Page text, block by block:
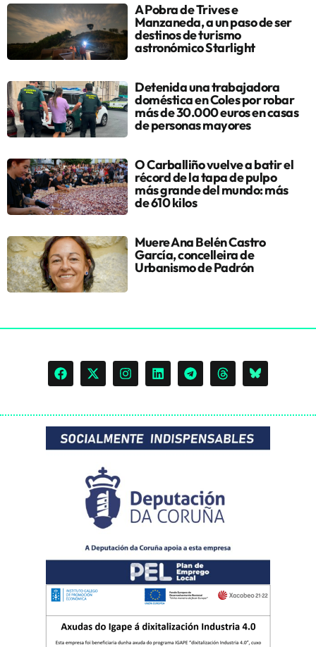
A Pobra de Trives e
Manzaneda, a un paso de ser
destinos de turismo
astronómico Starlight
Detenida una trabajadora
doméstica en Coles por robar
más de 30.000 euros en casas
de personas mayores
O Carballiño vuelve a batir el
récord de la tapa de pulpo
más grande del mundo: más
de 610 kilos
Muere Ana Belén Castro
García, concelleira de
Urbanismo de Padrón